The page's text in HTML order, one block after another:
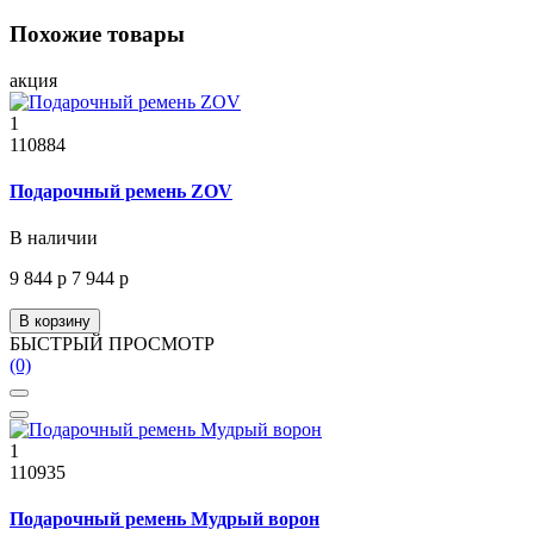
Похожие товары
акция
1
110884
Подарочный ремень ZOV
В наличии
9 844 р 7 944 р
В корзину
БЫСТРЫЙ ПРОСМОТР
(0)
1
110935
Подарочный ремень Мудрый ворон